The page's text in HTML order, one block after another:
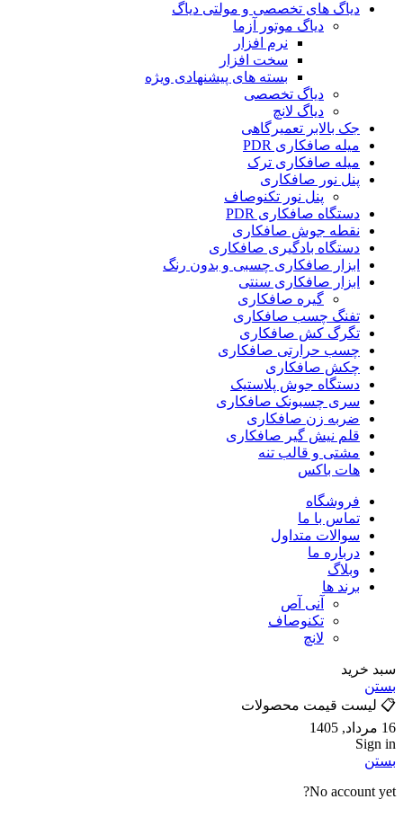
دیاگ های تخصصی و مولتی دیاگ
دیاگ موتور آزما
نرم افزار
سخت افزار
بسته های پیشنهادی ویژه
دیاگ تخصصی
دیاگ لانچ
جک بالابر تعمیرگاهی
میله صافکاری PDR
میله صافکاری ترک
پنل نور صافکاری
پنل نور تکنوصاف
دستگاه صافکاری PDR
نقطه جوش صافکاری
دستگاه بادگیری صافکاری
ابزار صافکاری چسبی و بدون رنگ
ابزار صافکاری سنتی
گیره صافکاری
تفنگ چسب صافکاری
تگرگ کش صافکاری
چسب حرارتی صافکاری
چکش صافکاری
دستگاه جوش پلاستیک
سری چسبونک صافکاری
ضربه زن صافکاری
قلم نیش گیر صافکاری
مشتی و قالب تنه
هات باکس
فروشگاه
تماس با ما
سوالات متداول
درباره ما
وبلاگ
برند ها
آنی آص
تکنوصاف
لانچ
سبد خرید
بستن
📋 لیست قیمت محصولات
16 مرداد, 1405
Sign in
بستن
No account yet?